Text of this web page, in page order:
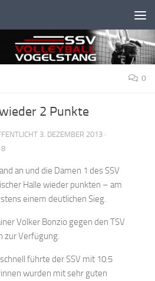
0
2 Punkte
3. DEZEMBER 2013 ·
an und die Damen 1 des SSV
Halle wieder punkten – am
einem deutlichen Sieg.
Volker Bonzio gegen den TSV
zur Verfügung.
führte der SSV mit 10:5
wurden mit sehr guten